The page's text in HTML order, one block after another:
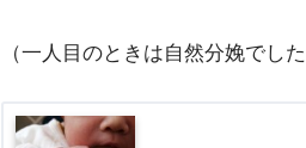
（一人目のときは自然分娩でした